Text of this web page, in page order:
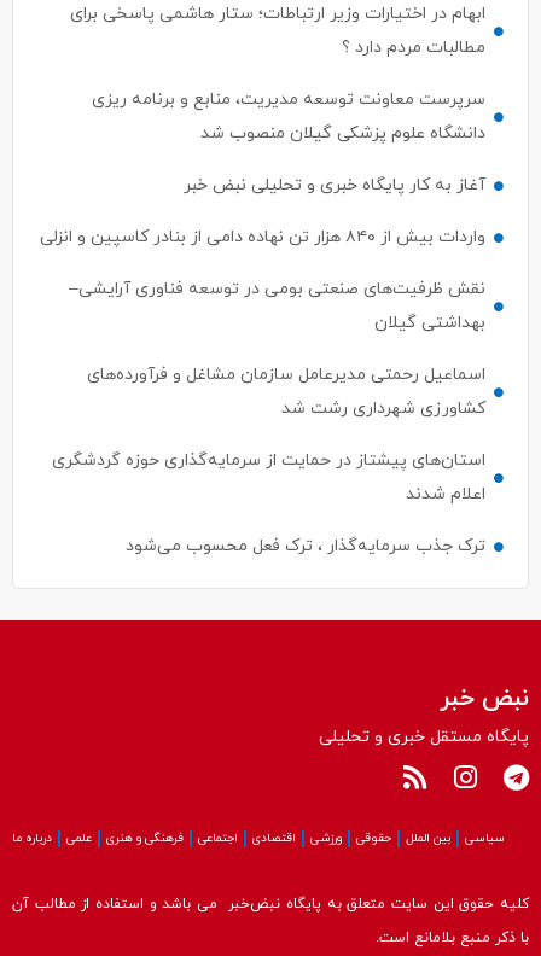
ابهام در اختیارات وزیر ارتباطات؛ ستار هاشمی پاسخی برای
مطالبات مردم دارد ؟
سرپرست معاونت توسعه مدیریت، منابع و برنامه ریزی
دانشگاه علوم پزشکی گیلان منصوب شد
آغاز به کار پایگاه خبری و تحلیلی نبض خبر
واردات بیش از ۸۴۰ هزار تن نهاده دامی از بنادر كاسپین و انزلی
نقش ظرفیت‌های صنعتی بومی در توسعه فناوری آرایشی–
بهداشتی گیلان
اسماعیل رحمتی مدیرعامل سازمان مشاغل و فرآورده‌های
کشاورزی شهرداری رشت شد
استان‌های پیشتاز در حمایت از سرمایه‌گذاری حوزه گردشگری
اعلام شدند
ترک جذب سرمایه‌گذار ، ترک فعل محسوب می‌شود
نبض خبر
پایگاه مستقل خبری و تحلیلی
سیاسی بین الملل حقوقی ورزشی اقتصادی اجتماعی فرهنگی و هنری علمی درباره ما
کلیه حقوق این سایت متعلق به پایگاه نبض‌خبر می باشد و استفاده از مطالب آن
با ذکر منبع بلامانع است.